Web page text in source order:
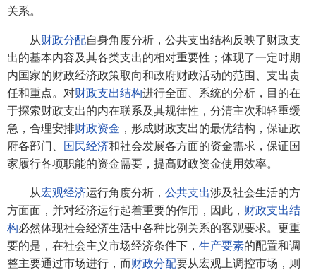
关系。
从财政分配自身角度分析，公共支出结构反映了财政支
出的基本内容及其各类支出的相对重要性；体现了一定时期
内国家的财政经济政策取向和政府财政活动的范围、支出责
任和重点。对财政支出结构进行全面、系统的分析，目的在
于探索财政支出的内在联系及其规律性，分清主次和轻重缓
急，合理安排财政资金 ，形成财政支出的最优结构，保证政
府各部门、
国民经济和社会发展各方面的资金需求，保证国
家履行各项职能的资金需要，提高财政资金使用效率。
从宏观经济运行角度分析， 公共支出涉及社会生活的方
方面面，并对经济运行起着重要的作用，因此， 财政支出结
构必然体现社会经济生活中各种比例关系的客观要求。更重
要的是，在社会主义市场经济条件下， 生产要素的配置和调
整主要通过市场进行，而财政分配要从宏观上调控市场，则